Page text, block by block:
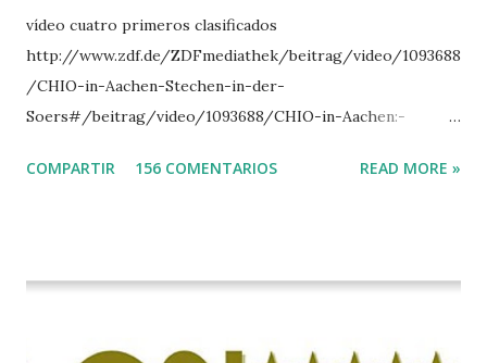
vídeo cuatro primeros clasificados
http://www.zdf.de/ZDFmediathek/beitrag/video/1093688
/CHIO-in-Aachen-Stechen-in-der-
Soers#/beitrag/video/1093688/CHIO-in-Aachen:-
COMPARTIR 156 COMENTARIOS READ MORE »